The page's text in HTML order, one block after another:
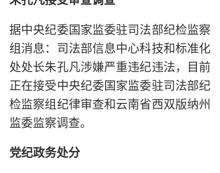
据中央纪委国家监委驻司法部纪检监察
组消息：司法部信息中心科技和标准化
处处长朱孔凡涉嫌严重违纪违法，目前
正在接受中央纪委国家监委驻司法部纪
检监察组纪律审查和云南省西双版纳州
监委监察调查。
党纪政务处分